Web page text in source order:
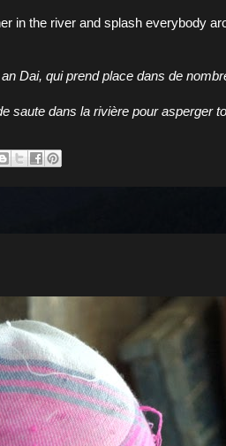
in the river and splash everybody
Dai, qui prend place dans de
saute dans la rivière pour asperger